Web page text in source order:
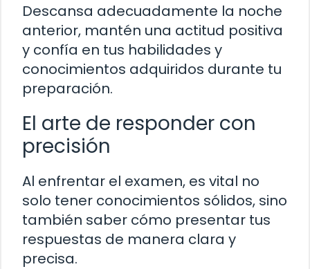
Descansa adecuadamente la noche
anterior, mantén una actitud positiva
y confía en tus habilidades y
conocimientos adquiridos durante tu
preparación.
El arte de responder con
precisión
Al enfrentar el examen, es vital no
solo tener conocimientos sólidos, sino
también saber cómo presentar tus
respuestas de manera clara y
precisa.